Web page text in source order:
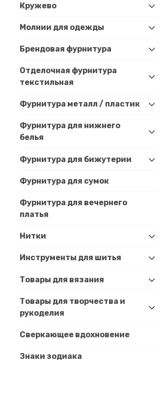
Кружево
Молнии для одежды
Брендовая фурнитура
Отделочная фурнитура
текстильная
Фурнитура металл / пластик
Фурнитура для нижнего
белья
Фурнитура для бижутерии
Фурнитура для сумок
Фурнитура для вечернего
платья
Нитки
Инструменты для шитья
Товары для вязания
Товары для творчества и
рукоделия
Сверкающее вдохновение
Знаки зодиака